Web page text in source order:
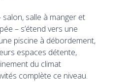
salle à manger et
– s’étend vers une
piscine à débordement,
espaces détente,
du climat
complète ce niveau.